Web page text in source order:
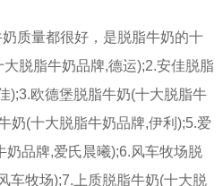
质量都很好，是脱脂牛奶的十
脱脂牛奶品牌,德运);2.安佳脱脂
);3.欧德堡脱脂牛奶(十大脱脂牛
奶(十大脱脂牛奶品牌,伊利);5.爱
奶品牌,爱氏晨曦);6.风车牧场脱
车牧场);7.上质脱脂牛奶(十大脱